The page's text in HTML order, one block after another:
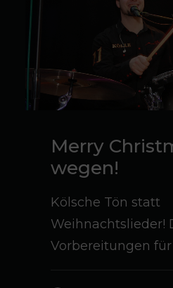
Merry
wegen!
Kölsche Tön statt
Weihnachtslieder!
Vorbereitungen für